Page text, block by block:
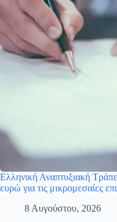
Ελληνική Αναπτυξιακή
ευρώ για τις μικρομεσαίες
8 Αυγούστου, 2026